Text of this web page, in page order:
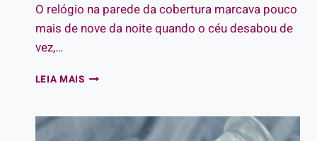
O relógio na parede da cobertura marcava pouco
mais de nove da noite quando o céu desabou de
vez,…
LEIA MAISO
DO